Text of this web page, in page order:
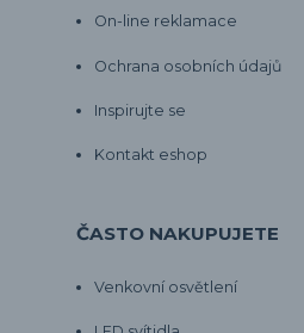
On-line reklamace
Ochrana osobních údajů
Inspirujte se
Kontakt eshop
ČASTO NAKUPUJETE
Venkovní osvětlení